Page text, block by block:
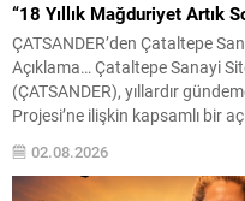
“18 Yıllık Mağduriyet Artık
ÇATSANDER’den Çataltepe
Açıklama… Çataltepe Sanayi
(ÇATSANDER), yıllardır
Projesi’ne ilişkin kapsamlı bir
yaşandığını öne sürdükleri
araştırılmasını istedi. Dernek
sürecin Bursa esnafını maddi
02.08.2026